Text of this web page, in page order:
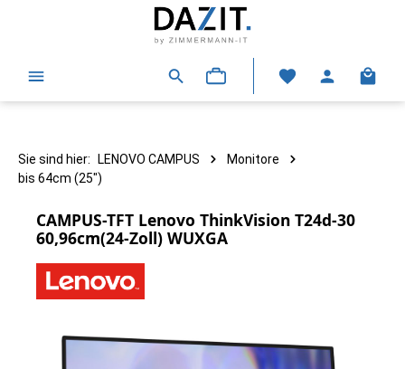
Sie sind hier: LENOVO CAMPUS
Monitore
bis 64cm (25")
CAMPUS-TFT Lenovo ThinkVision T24d-30
60,96cm(24-Zoll) WUXGA
Bildergalerie überspringen